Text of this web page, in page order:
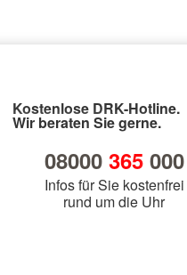
Kostenlose DRK-Hotline.
Wir beraten Sie gerne.
08000 365000
Infos für Sie kostenfrei
rund um die Uhr